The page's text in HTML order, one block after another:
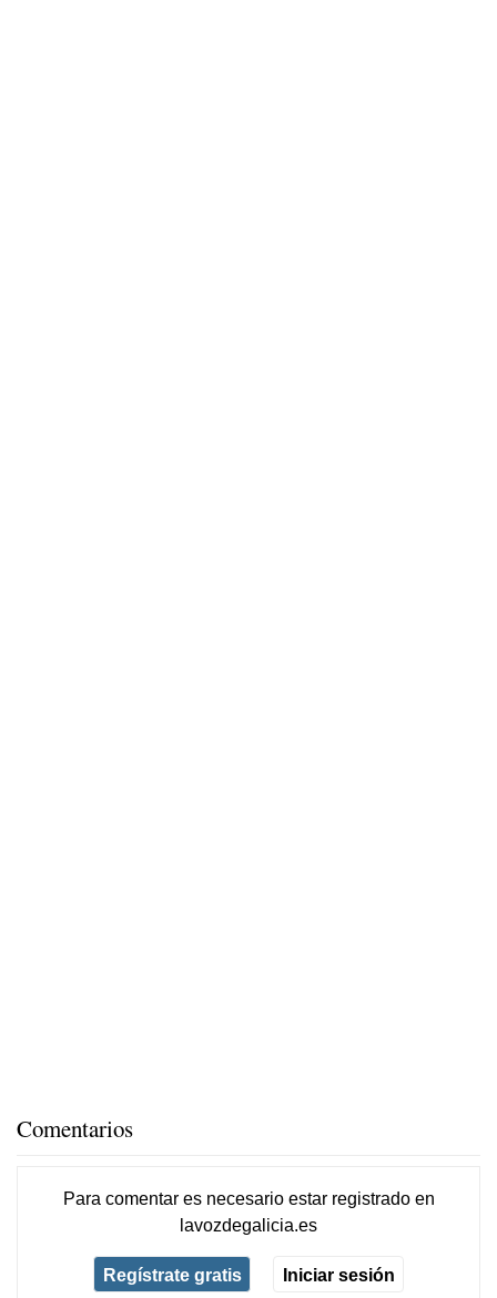
Comentarios
Para comentar es necesario estar registradoen
lavozdegalicia.es
Regístrate gratis Iniciar sesión